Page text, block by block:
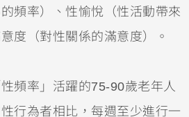
頻率）、性愉悅（性活動帶來
度（對性關係的滿意度）。
頻率」活躍的75-90歲老年人
行為者相比，每週至少進行一